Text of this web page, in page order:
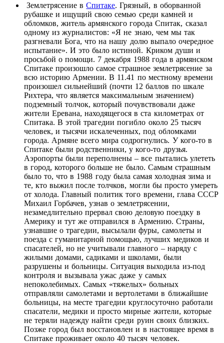
Землетрясение вСпитаке. Грязный, в оборванной
рубашке и ищущий свою семью среди камней и
обломков, житель армянского города Спитак, сказал
одному из журналистов: «Я не знаю, чем мы так
разгневали Бога, что на нашу долю выпало очередное
испытание». И это было истиной. Криком души и
просьбой о помощи. 7 декабря 1988 года в армянском
Спитаке произошло самое страшное землетрясение за
всю историю Армении. В 11.41 по местному времени
произошел сильнейший (почти 12 баллов по шкале
Рихтера, что является максимальным значением)
подземный толчок, который почувствовали даже
жители Еревана, находящегося в ста километрах от
Спитака. В этой трагедии погибло около 25 тысяч
человек, и тысячи искалеченных, под обломками
города. Армяне всего мира содрогнулись. У кого-то в
Спитаке были родственники, у кого-то друзья.
Аэропорты были переполнены – все пытались улететь
в город, которого больше не было. Самым страшным
было то, что в 1988 году была самая холодная зима и
те, кто выжил после толчков, могли бы просто умереть
от холода. Главный политик того времени, глава СССР
Михаил Горбачев, узнав о землетрясении,
незамедлительно прервал свою деловую поездку в
Америку и тут же отправился в Армению. Страны,
узнавшие о трагедии, высылали фуры, самолеты и
поезда с гуманитарной помощью, лучших медиков и
спасателей, но не учитывали главного – наряду с
жилыми домами, садиками и школами, были
разрушены и больницы. Ситуация выходила из-под
контроля и вызывала ужас даже у самых
непоколебимых. Самых «тяжелых» больных
отправляли самолетами и вертолетами в ближайшие
больницы, на месте трагедии круглосуточно работали
спасатели, медики и просто мирные жители, которые
не теряли надежду найти среди руин своих близких.
Позже город был восстановлен и в настоящее время в
Спитаке проживает около 40 тысяч человек.